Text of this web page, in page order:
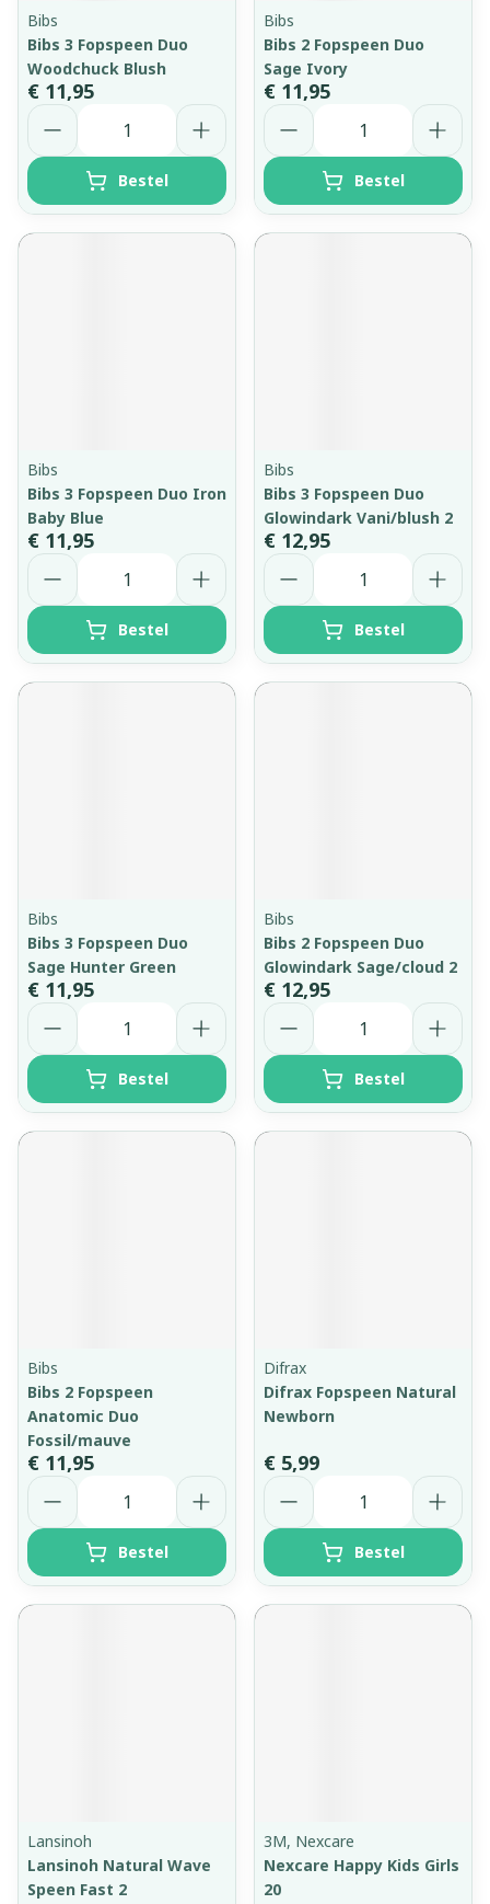
Bibs
Bibs 3 Fopspeen Duo
Woodchuck Blush
€ 11,95
Aantal
Bestel
Bibs
Bibs 2 Fopspeen Duo
Sage Ivory
€ 11,95
Aantal
Bestel
Bibs
Bibs 3 Fopspeen Duo Iron
Baby Blue
€ 11,95
Aantal
Bestel
Bibs
Bibs 3 Fopspeen Duo
Glowindark Vani/blush 2
€ 12,95
Aantal
Bestel
Bibs
Bibs 3 Fopspeen Duo
Sage Hunter Green
€ 11,95
Aantal
Bestel
Bibs
Bibs 2 Fopspeen Duo
Glowindark Sage/cloud 2
€ 12,95
Aantal
Bestel
Bibs
Bibs 2 Fopspeen
Anatomic Duo
Fossil/mauve
€ 11,95
Aantal
Bestel
Difrax
Difrax Fopspeen Natural
Newborn
€ 5,99
Aantal
Bestel
Lansinoh
Lansinoh Natural Wave
Speen Fast 2
3M, Nexcare
Nexcare Happy Kids Girls
20